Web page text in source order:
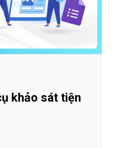
khảo sát tiện